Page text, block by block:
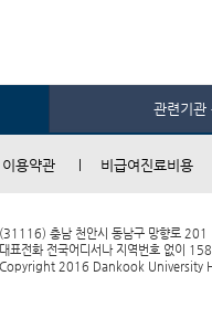
관련기관
이용약관 비급여진료비용
(31116) 충남 천안시 동남구 망향로 201
대표전화 전국어디서나 지역번호 없이
Copyright 2016 Dankook University